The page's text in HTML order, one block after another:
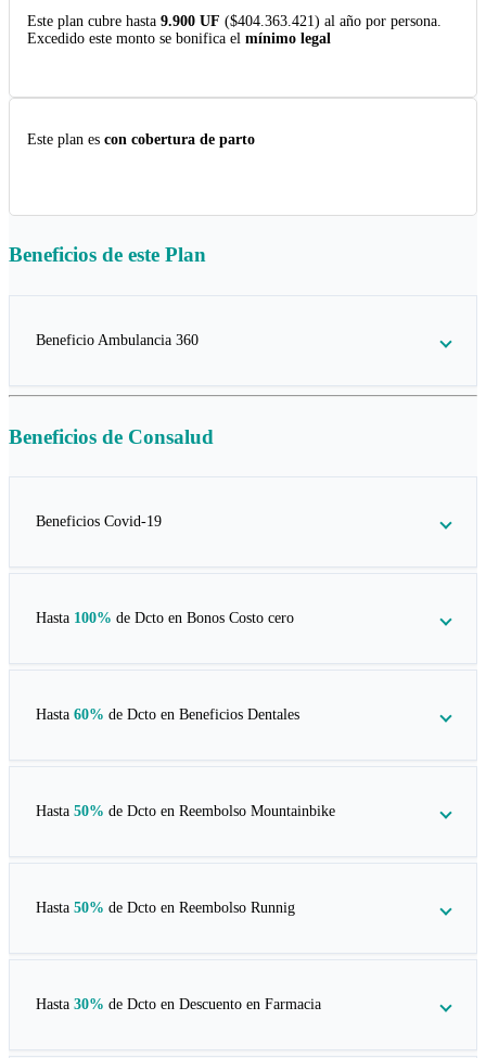
Este plan cubre hasta 9.900 UF ($404.363.421) al año por persona.
Excedido este monto se bonifica el mínimo legal
Este plan es con cobertura de parto
Beneficios de este Plan
Beneficio Ambulancia 360
Beneficios de Consalud
Beneficios Covid-19
Hasta 100% de Dcto en Bonos Costo cero
Hasta 60% de Dcto en Beneficios Dentales
Hasta 50% de Dcto en Reembolso Mountainbike
Hasta 50% de Dcto en Reembolso Runnig
Hasta 30% de Dcto en Descuento en Farmacia